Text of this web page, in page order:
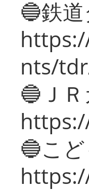
🔵鉄
nts/
🔵Ｊ
🔵こ